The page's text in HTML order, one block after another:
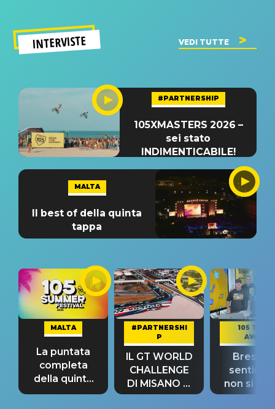
INTERVISTE VEDI TUTTE
#PARTNERSHIP
105XMASTERS 2026 –
sei stato
INDIMENTICABILE!
MALTA
Il best of della quinta
tappa
MALTA
La puntata
completa
della quinta
tappa
#PARTNERSHI
P
IL GT WORLD
CHALLENGE
DI MISANO si
riconferma
105 TAKE
AWAY
Bresh:
non si
fino alla